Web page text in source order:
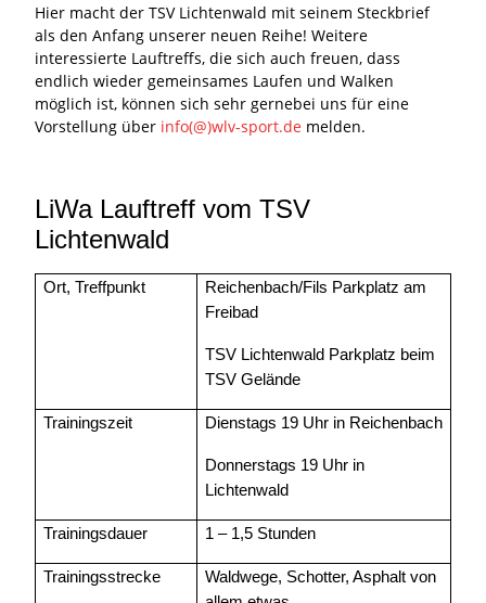
Hier macht der TSV Lichtenwald mit seinem Steckbrief
als den Anfang unserer neuen Reihe! Weitere
interessierte Lauftreffs, die sich auch freuen, dass
endlich wieder gemeinsames Laufen und Walken
möglich ist, können sich sehr gernebei uns für eine
Vorstellung über info(@)wlv-sport.de melden.
LiWa Lauftreff vom TSV
Lichtenwald
Ort, Treffpunkt
Reichenbach/Fils Parkplatz am
Freibad
TSV Lichtenwald Parkplatz beim
TSV Gelände
Trainingszeit Dienstags 19 Uhr in Reichenbach
Donnerstags 19 Uhr in
Lichtenwald
Trainingsdauer 1 – 1,5 Stunden
Trainingsstrecke
Waldwege, Schotter, Asphalt von